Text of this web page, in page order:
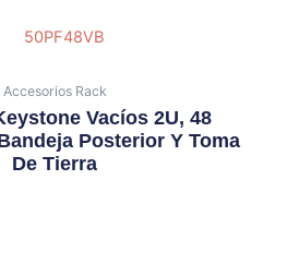
Accesorios Rack
Vacíos 2U, 48
Posterior Y Toma
De Tierra